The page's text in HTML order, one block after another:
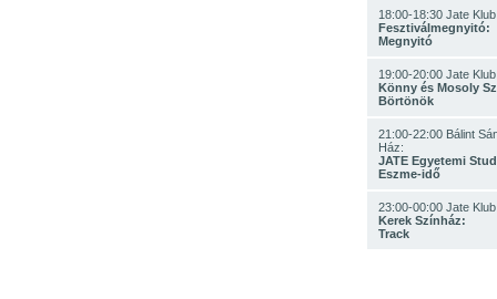
18:00-18:30 Jate
Fesztiválmegnyitó:
Megnyitó
19:00-20:00 Jate
Könny és Mosoly
Börtönök
21:00-22:00 Bálint
Ház:
JATE Egyetemi
Eszme-idő
23:00-00:00 Jate
Kerek Színház:
Track